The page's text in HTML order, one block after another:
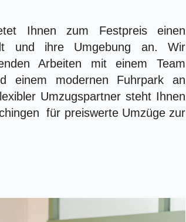
Ihnen zum Festpreis einen
und ihre Umgebung an. Wir
Arbeiten mit einem Team
einem modernen Fuhrpark an
Umzugspartner steht Ihnen
für preiswerte Umzüge zur